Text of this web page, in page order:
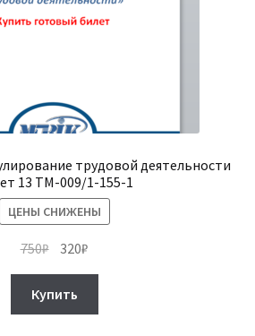
трудовой деятельности
13 ТМ-009/1-155-1
ЦЕНЫ СНИЖЕНЫ
750₽ Первоначальная
составляла
750₽.
320₽
Купить